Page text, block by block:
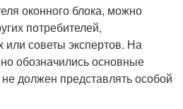
оконного блока, можно
потребителей,
советы экспертов. На
обозначились основные
должен представлять особой